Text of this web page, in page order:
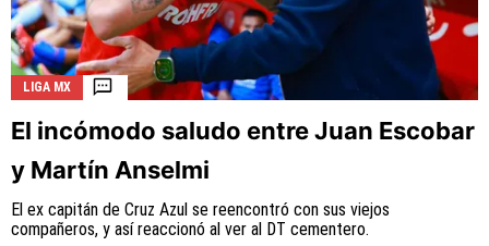
LIGA MX
El incómodo saludo entre Juan Escobar
y Martín Anselmi
El ex capitán de Cruz Azul se reencontró con sus viejos
compañeros, y así reaccionó al ver al DT cementero.